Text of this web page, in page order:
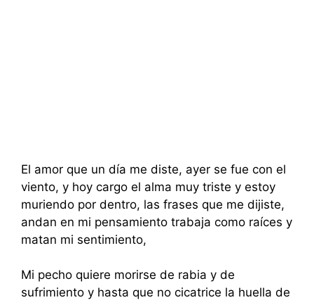
El amor que un día me diste, ayer se fue con el
viento, y hoy cargo el alma muy triste y estoy
muriendo por dentro, las frases que me dijiste,
andan en mi pensamiento trabaja como raíces y
matan mi sentimiento,
Mi pecho quiere morirse de rabia y de
sufrimiento y hasta que no cicatrice la huella de